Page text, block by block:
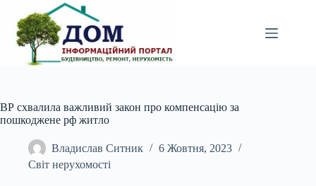
вмісту
ВР схвалила важливий закон про компенсацію за
пошкоджене рф житло
Владислав Ситник
6 Жовтня, 2023
Світ нерухомості